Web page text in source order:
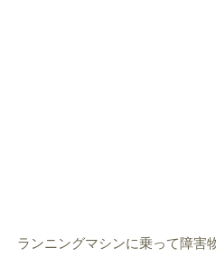
ランニングマシンに乗って障害